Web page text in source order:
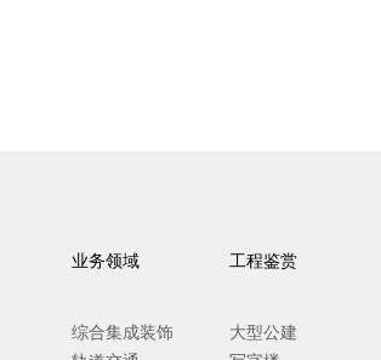
业务领域
综合集成装饰
工程鉴赏
大型公建